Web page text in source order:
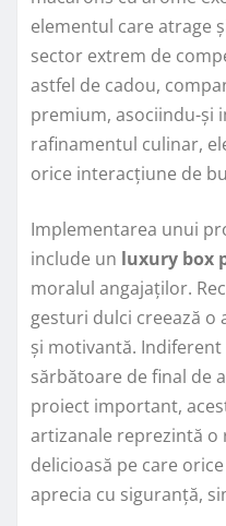
elementul care atrage
sector extrem de
astfel de cadou,
premium, asociindu-și
rafinamentul culinar,
orice interacțiune de
Implementarea unui
include un luxury box
moralul angajaților.
gesturi dulci creează
și motivantă.
sărbătoare de final de
proiect important,
artizanale reprezintă o
delicioasă pe care
aprecia cu siguranță,